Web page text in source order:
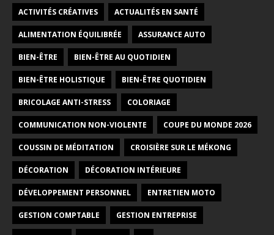
ACTIVITÉS CRÉATIVES ACTUALITÉS EN SANTÉ
ALIMENTATION ÉQUILIBRÉE ASSURANCE AUTO
BIEN-ÊTRE BIEN-ÊTRE AU QUOTIDIEN
BIEN-ÊTRE HOLISTIQUE BIEN-ÊTRE QUOTIDIEN
BRICOLAGE ANTI-STRESS COLORIAGE
COMMUNICATION NON-VIOLENTE COUPE DU MONDE 2026
COUSSIN DE MÉDITATION CROISIÈRE SUR LE MÉKONG
DÉCORATION DÉCORATION INTÉRIEURE
DÉVELOPPEMENT PERSONNEL ENTRETIEN MOTO
GESTION COMPTABLE GESTION ENTREPRISE